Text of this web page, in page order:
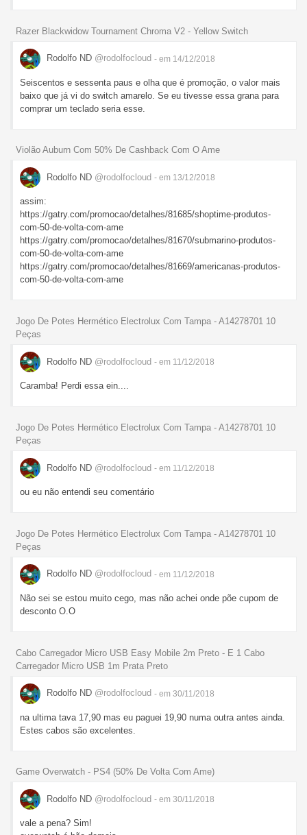
Razer Blackwidow Tournament Chroma V2 - Yellow Switch
Rodolfo ND @rodolfocloud - em 14/12/2018
Seiscentos e sessenta paus e olha que é promoção, o valor mais
baixo que já vi do switch amarelo. Se eu tivesse essa grana para
comprar um teclado seria esse.
Violão Auburn Com 50% De Cashback Com O Ame
Rodolfo ND @rodolfocloud - em 13/12/2018
assim:
https://gatry.com/promocao/detalhes/81685/shoptime-produtos-
com-50-de-volta-com-ame
https://gatry.com/promocao/detalhes/81670/submarino-produtos-
com-50-de-volta-com-ame
https://gatry.com/promocao/detalhes/81669/americanas-produtos-
com-50-de-volta-com-ame
Jogo De Potes Hermético Electrolux Com Tampa - A14278701 10
Peças
Rodolfo ND @rodolfocloud - em 11/12/2018
Caramba! Perdi essa ein....
Jogo De Potes Hermético Electrolux Com Tampa - A14278701 10
Peças
Rodolfo ND @rodolfocloud - em 11/12/2018
ou eu não entendi seu comentário
Jogo De Potes Hermético Electrolux Com Tampa - A14278701 10
Peças
Rodolfo ND @rodolfocloud - em 11/12/2018
Não sei se estou muito cego, mas não achei onde põe cupom de
desconto O.O
Cabo Carregador Micro USB Easy Mobile 2m Preto - E 1 Cabo
Carregador Micro USB 1m Prata Preto
Rodolfo ND @rodolfocloud - em 30/11/2018
na ultima tava 17,90 mas eu paguei 19,90 numa outra antes ainda.
Estes cabos são excelentes.
Game Overwatch - PS4 (50% De Volta Com Ame)
Rodolfo ND @rodolfocloud - em 30/11/2018
vale a pena? Sim!